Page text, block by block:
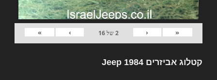
«
‹
2של16
›
»
קטלוג אביזרים Jeep 1984